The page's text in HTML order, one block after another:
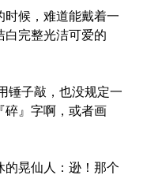
时候，难道能戴着一
白完整光洁可爱的
子敲，也没规定一
』字啊，或者画
的晃仙人：逊！那个